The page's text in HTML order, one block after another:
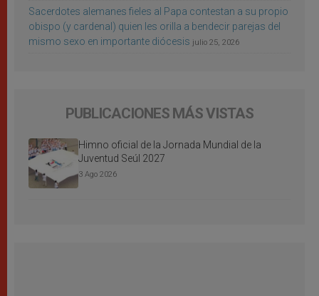
Sacerdotes alemanes fieles al Papa contestan a su propio
obispo (y cardenal) quien les orilla a bendecir parejas del
mismo sexo en importante diócesis julio 25, 2026
PUBLICACIONES MÁS VISTAS
Himno oficial de la Jornada Mundial de la
Juventud Seúl 2027
3 Ago 2026